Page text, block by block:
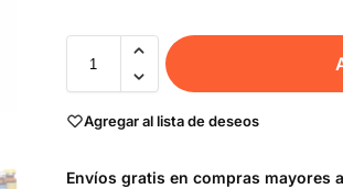
Agregar al lista de deseos
Envíos gratis en compras mayores